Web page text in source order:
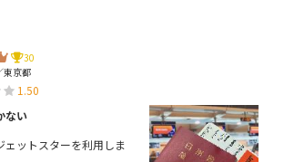
30
東京都
1.50
ない
ェットスターを利用しま